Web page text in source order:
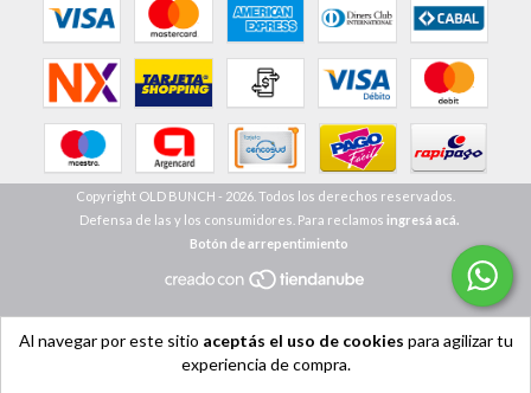
Al navegar por este sitio aceptás el uso de cookies para agilizar tu
experiencia de compra.
Copyright OLD BUNCH - 2026. Todos los derechos reservados.
Defensa de las y los consumidores. Para reclamos ingresá acá.
Botón de arrepentimiento